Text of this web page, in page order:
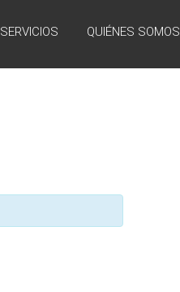
SERVICIOS QUIÉNES SOMOS